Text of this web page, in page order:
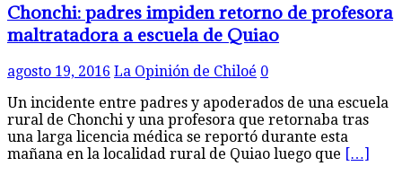
Chonchi: padres impiden retorno de profesora
maltratadora a escuela de Quiao
agosto 19, 2016 La Opinión de Chiloé 0
Un incidente entre padres y apoderados de una escuela
rural de Chonchi y una profesora que retornaba tras
una larga licencia médica se reportó durante esta
mañana en la localidad rural de Quiao luego que […]